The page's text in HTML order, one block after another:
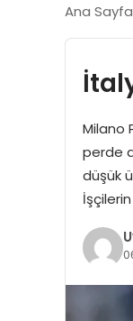
Ana Sayfa
Milano
perde
düşük